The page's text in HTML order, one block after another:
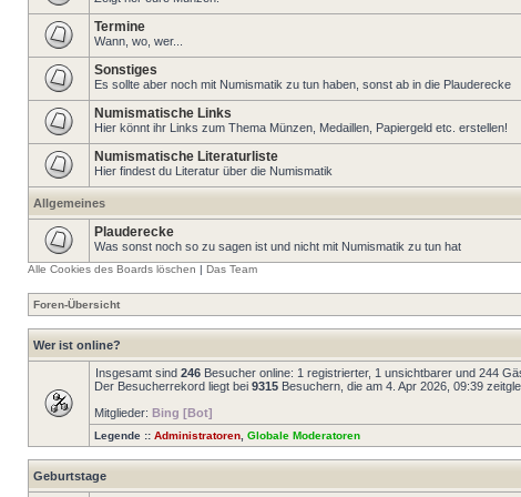
Termine
Wann, wo, wer...
Sonstiges
Es sollte aber noch mit Numismatik zu tun haben, sonst ab in die Plauderecke
Numismatische Links
Hier könnt ihr Links zum Thema Münzen, Medaillen, Papiergeld etc. erstellen!
Numismatische Literaturliste
Hier findest du Literatur über die Numismatik
Allgemeines
Plauderecke
Was sonst noch so zu sagen ist und nicht mit Numismatik zu tun hat
Alle Cookies des Boards löschen | Das Team
Foren-Übersicht
Wer ist online?
Insgesamt sind 246 Besucher online: 1 registrierter, 1 unsichtbarer und 244
Der Besucherrekord liegt bei 9315 Besuchern, die am 4. Apr 2026, 09:39
Mitglieder: Bing [Bot]
Legende :: Administratoren Globale Moderatoren
Geburtstage